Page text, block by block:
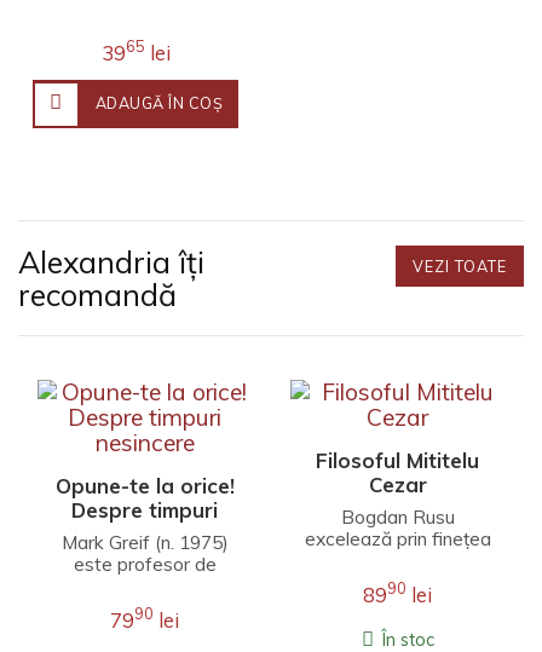
3965 lei
ADAUGĂ ÎN COŞ
Alexandria îți
recomandă
VEZI TOATE
Opune-te la orice!
Despre timpuri
nesincere
Mark Greif (n. 1975)
este profesor de
Universitatea Stanford.
Fineţea observaţ..
7990 lei
Filosoful Mititelu
Cezar
Bogdan Rusu
excelează prin finețea
îmbină erudiția
filosofică, investigația j..
8990 lei
În stoc